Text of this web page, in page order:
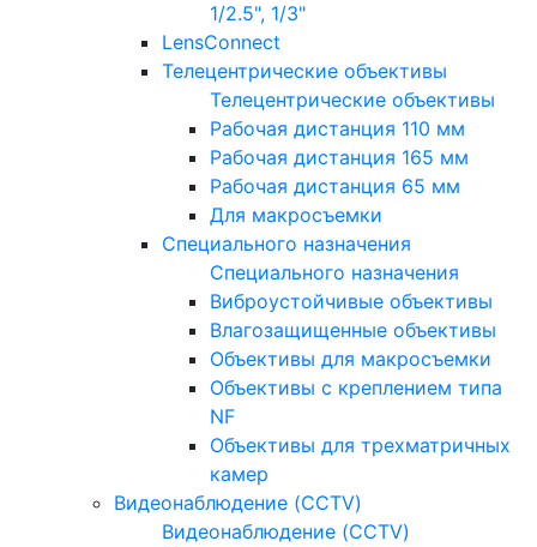
1/2.5", 1/3"
LensConnect
Телецентрические объективы
Телецентрические объективы
Рабочая дистанция 110 мм
Рабочая дистанция 165 мм
Рабочая дистанция 65 мм
Для макросъемки
Специального назначения
Специального назначения
Виброустойчивые объективы
Влагозащищенные объективы
Объективы для макросъемки
Объективы с креплением типа
NF
Объективы для трехматричных
камер
Видеонаблюдение (CCTV)
Видеонаблюдение (CCTV)